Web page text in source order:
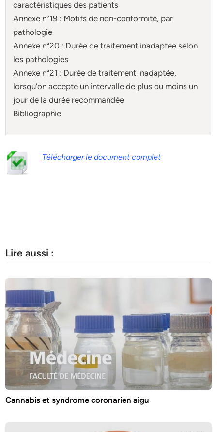
caractéristiques des patients
Annexe n°19 : Motifs de non-conformité, par
pathologie
Annexe n°20 : Durée de traitement inadaptée selon
les pathologies
Annexe n°21 : Durée de traitement inadaptée,
lorsqu’on accepte un intervalle de plus ou moins un
jour de la durée recommandée
Bibliographie
Télécharger le document complet
Lire aussi :
Cannabis et syndrome coronarien aigu